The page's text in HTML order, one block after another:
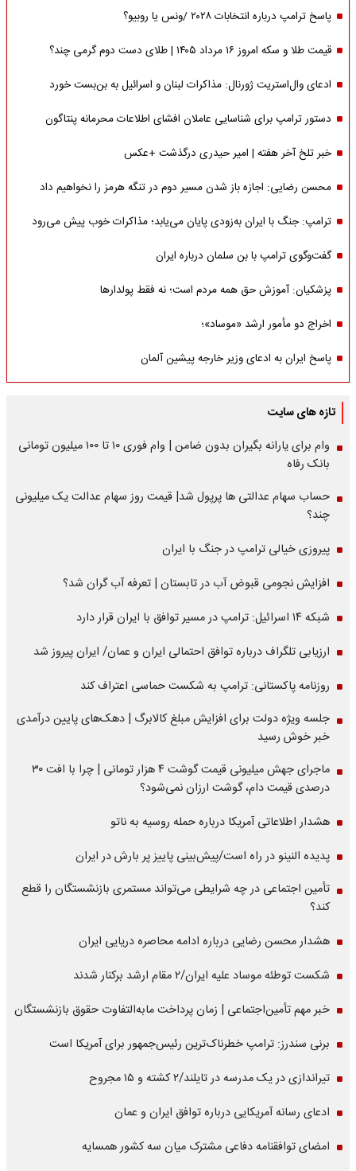
پاسخ ترامپ درباره انتخابات ۲۰۲۸ /ونس یا روبیو؟
قیمت طلا و سکه امروز ۱۶ مرداد ۱۴۰۵ | طلای دست دوم گرمی چند؟
ادعای وال‌استریت ژورنال: مذاکرات لبنان و اسرائیل به بن‌بست خورد
دستور ترامپ برای شناسایی عاملان افشای اطلاعات محرمانه پنتاگون
خبر تلخ آخر هفته | امیر حیدری درگذشت +عکس
محسن رضایی: اجازه باز شدن مسیر دوم در تنگه هرمز را نخواهیم داد
ترامپ: جنگ با ایران به‌زودی پایان می‌یابد؛ مذاکرات خوب پیش می‌رود
گفت‌وگوی ترامپ با بن سلمان درباره ایران
پزشکیان: آموزش حق همه مردم است؛ نه فقط پولدارها
اخراج دو مأمور ارشد «موساد»؛
پاسخ ایران به ادعای وزیر خارجه پیشین آلمان
تازه های سایت
وام برای یارانه بگیران بدون ضامن | وام فوری ۱۰ تا ۱۰۰ میلیون تومانی
بانک رفاه
حساب سهام عدالتی ها پرپول شد| قیمت روز سهام عدالت یک میلیونی
چند؟
پیروزی خیالی ترامپ در جنگ با ایران
افزایش نجومی قبوض آب در تابستان | تعرفه آب گران شد؟
شبکه ۱۴ اسرائیل: ترامپ در مسیر توافق با ایران قرار دارد
ارزیابی تلگراف درباره توافق احتمالی ایران و عمان/ ایران پیروز شد
روزنامه پاکستانی: ترامپ به شکست حماسی اعتراف کند
جلسه ویژه دولت برای افزایش مبلغ کالابرگ | دهک‌های پایین درآمدی
خبر خوش رسید
ماجرای جهش میلیونی قیمت گوشت ۴ هزار تومانی | چرا با افت ۳۰
درصدی قیمت دام، گوشت ارزان نمی‌شود؟
هشدار اطلاعاتی آمریکا درباره حمله روسیه به ناتو
پدیده النینو در راه است/پیش‌بینی پاییز پر بارش در ایران
تأمین اجتماعی در چه شرایطی می‌تواند مستمری بازنشستگان را قطع
کند؟
هشدار محسن رضایی درباره ادامه محاصره دریایی ایران
شکست توطئه موساد علیه ایران/۲ مقام‌ ارشد برکنار شدند
خبر مهم تأمین‌اجتماعی | زمان پرداخت مابه‌التفاوت حقوق بازنشستگان
برنی سندرز: ترامپ خطرناک‌ترین رئیس‌جمهور برای آمریکا است
تیراندازی در یک مدرسه در تایلند/۲ کشته و ۱۵ مجروح
ادعای رسانه آمریکایی درباره توافق ایران و عمان
امضای توافقنامه دفاعی مشترک میان سه کشور همسایه